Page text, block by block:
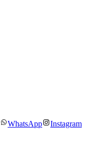
WhatsApp
Instagram